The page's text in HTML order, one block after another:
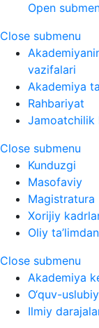
Open
Close submenu
vazifalari
Akademiya
Rahbariyat
Jamoatchilik
Close submenu
Kunduzgi
Masofaviy
Magistratura
Xorijiy
Oliy
Close submenu
Akademiya
O‘quv-
Ilmiy